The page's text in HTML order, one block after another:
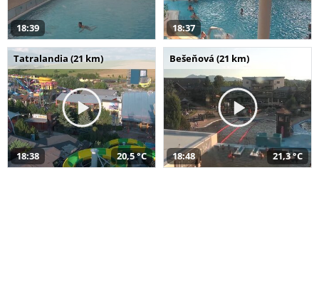
18:39 18:37
Tatralandia (21 km)
18:38 20,5 °C
Bešeňová (21 km)
18:48 21,3 °C